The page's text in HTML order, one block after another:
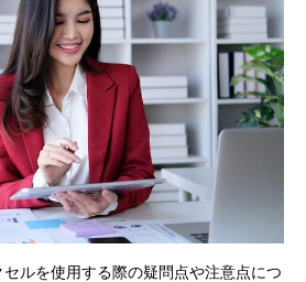
ルを使用する際の疑問点や注意点につ